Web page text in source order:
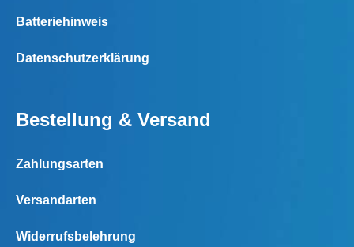
Batteriehinweis
Datenschutzerklärung
Bestellung & Versand
Zahlungsarten
Versandarten
Widerrufsbelehrung